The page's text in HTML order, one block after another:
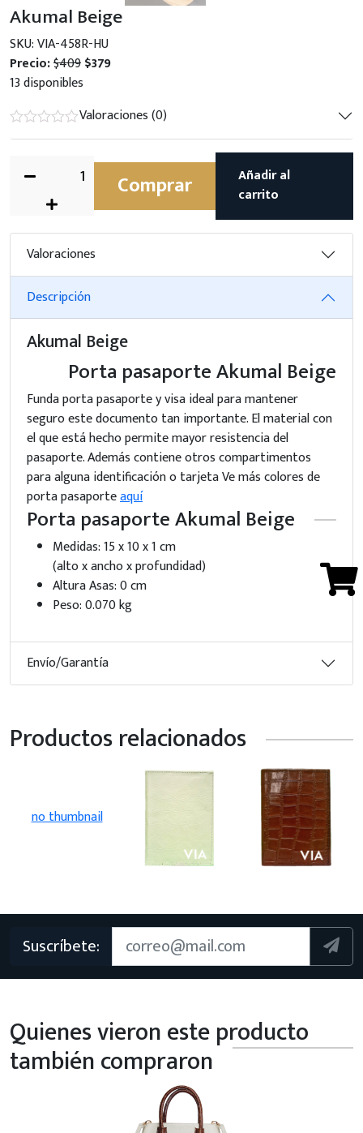
Akumal Beige
SKU: VIA-458R-HU
Precio:$409$379
13 disponibles
Valoraciones (0)
Comprar
Añadir al
carrito
Valoraciones
Descripción
Akumal Beige
Porta pasaporte Akumal Beige
Funda porta pasaporte y visa ideal para mantener
seguro este documento tan importante. El material con
el que está hecho permite mayor resistencia del
pasaporte. Además contiene otros compartimentos
para alguna identificación o tarjeta Ve más colores de
porta pasaporteaquí
Porta pasaporte Akumal Beige
Medidas: 15 x 10 x 1 cm
(alto x ancho x profundidad)
Altura Asas: 0 cm
Peso: 0.070 kg
Envío/Garantía
Productos relacionados
no thumbnail
Suscríbete:
Quienes vieron este producto
también compraron